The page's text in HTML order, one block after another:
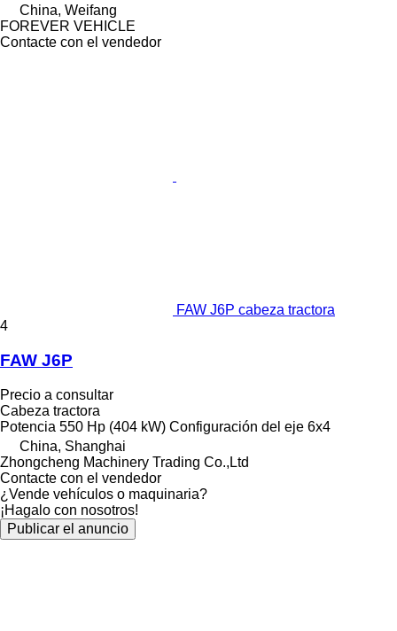
China, Weifang
FOREVER VEHICLE
Contacte con el vendedor
FAW J6P cabeza tractora
4
FAW J6P
Precio a consultar
Cabeza tractora
Potencia 550 Hp (404 kW) Configuración del eje 6x4
China, Shanghai
Zhongcheng Machinery Trading Co.,Ltd
Contacte con el vendedor
¿Vende vehículos o maquinaria?
¡Hagalo con nosotros!
Publicar el anuncio